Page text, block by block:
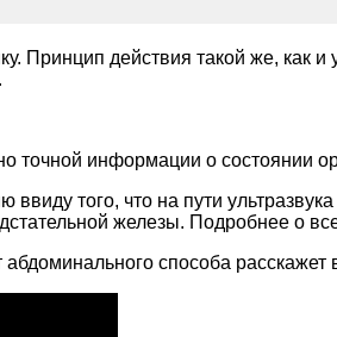
Принцип действия такой же,
точной информации о состоянии
того, что на пути ультразвука
железы. Подробнее о
способа расскажет